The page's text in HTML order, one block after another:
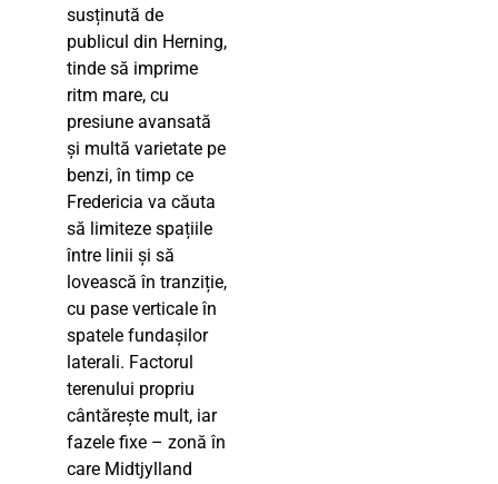
susținută de
publicul din Herning,
tinde să imprime
ritm mare, cu
presiune avansată
și multă varietate pe
benzi, în timp ce
Fredericia va căuta
să limiteze spațiile
între linii și să
lovească în tranziție,
cu pase verticale în
spatele fundașilor
laterali. Factorul
terenului propriu
cântărește mult, iar
fazele fixe – zonă în
care Midtjylland